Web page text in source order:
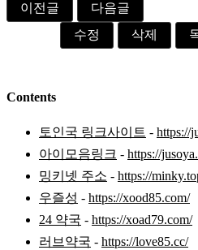
이전글
다음글
수정
삭제
Contents
토인국 링크사이트 - https://
아이모음링크 - https://
밍키넷 주소 - https://
우즐성 - https://xood85.com/
24 약국 - https://xoad79.com/
러브약국 - https://love85.cc/